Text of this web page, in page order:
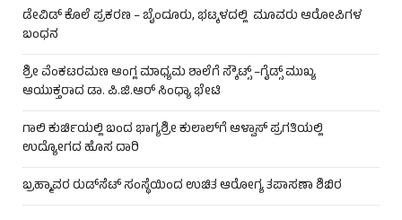
ಡೇವಿಡ್ ಕೊಲೆ ಪ್ರಕರಣ – ಬೈಂದೂರು, ಭಟ್ಕಳದಲ್ಲಿ ಮೂವರು ಆರೋಪಿಗಳ
ಬಂಧನ
ಶ್ರೀ ವೆಂಕಟರಮಣ ಆಂಗ್ಲ ಮಾಧ್ಯಮ ಶಾಲೆಗೆ ಸ್ಕೌಟ್ಸ್ –ಗೈಡ್ಸ್ ಮುಖ್ಯ
ಆಯುಕ್ತರಾದ ಡಾ. ಪಿ.ಜಿ.ಆರ್ ಸಿಂಧ್ಯಾ ಭೇಟಿ
ಗಾಲಿ ಕುರ್ಚಿಯಲ್ಲಿ ಬಂದ ಭಾಗ್ಯಶ್ರೀ ಕುಲಾಲ್‌ಗೆ ಆಳ್ವಾಸ್ ಪ್ರಗತಿಯಲ್ಲಿ
ಉದ್ಯೋಗದ ಹೊಸ ದಾರಿ
ಬ್ರಹ್ಮಾವರ ರುಡ್‌ಸೆಟ್ ಸಂಸ್ಥೆಯಿಂದ ಉಚಿತ ಆರೋಗ್ಯ ತಪಾಸಣಾ ಶಿಬಿರ